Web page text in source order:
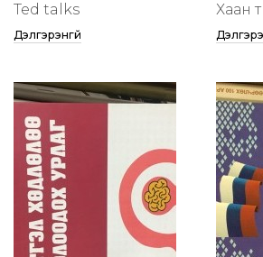
Ted talks
Дэлгэрэнгүй
Хаан